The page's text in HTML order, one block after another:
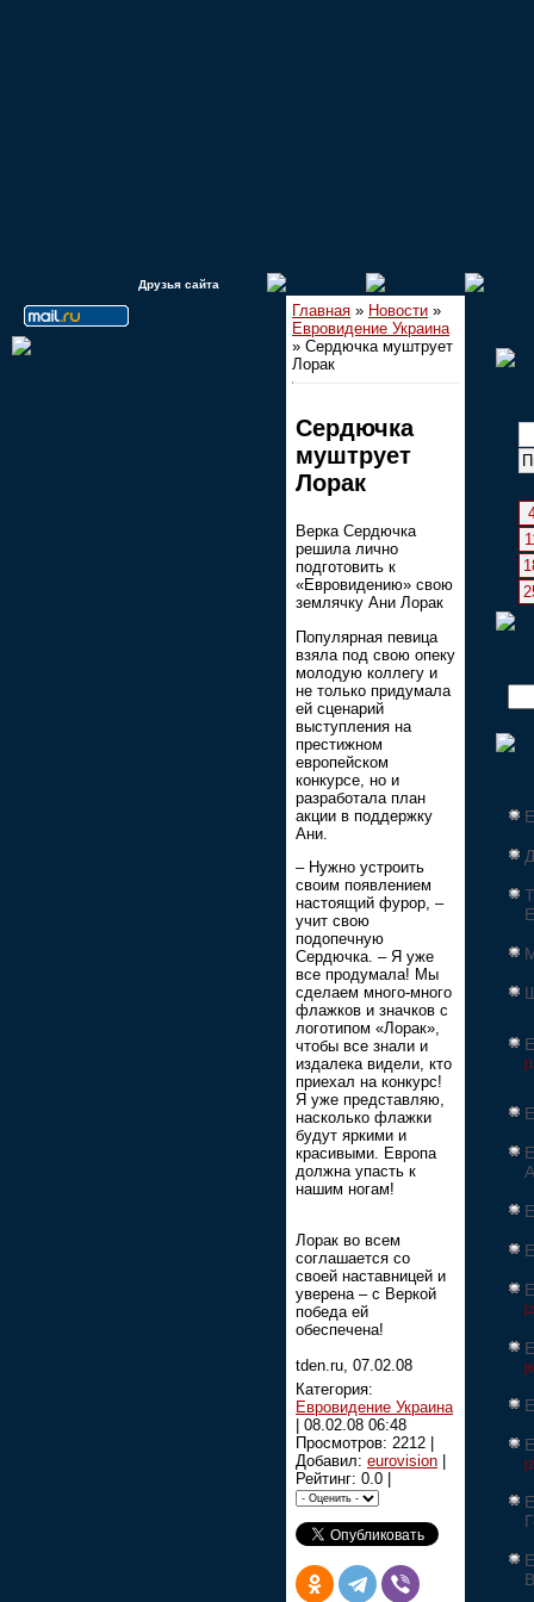
Друзья сайта
Главная » Новости »
Евровидение Украина
» Сердючка муштрует
Лорак
Сердючка
муштрует
Лорак
Верка Сердючка
решила лично
подготовить к
«Евровидению» свою
землячку Ани Лорак
Популярная певица
взяла под свою опеку
молодую коллегу и
не только придумала
ей сценарий
выступления на
престижном
европейском
конкурсе, но и
разработала план
акции в поддержку
Ани.
– Нужно устроить
своим появлением
настоящий фурор, –
учит свою
подопечную
Сердючка. – Я уже
все продумала! Мы
сделаем много-много
флажков и значков с
логотипом «Лорак»,
чтобы все знали и
издалека видели, кто
приехал на конкурс!
Я уже представляю,
насколько флажки
будут яркими и
красивыми. Европа
должна упасть к
нашим ногам!
Лорак во всем
соглашается со
своей наставницей и
уверена – с Веркой
победа ей
обеспечена!
tden.ru, 07.02.08
Категория:
Евровидение Украина
08.02.08 06:48
Просмотров: 2212 |
Добавил: eurovision
Рейтинг: 0.0 |